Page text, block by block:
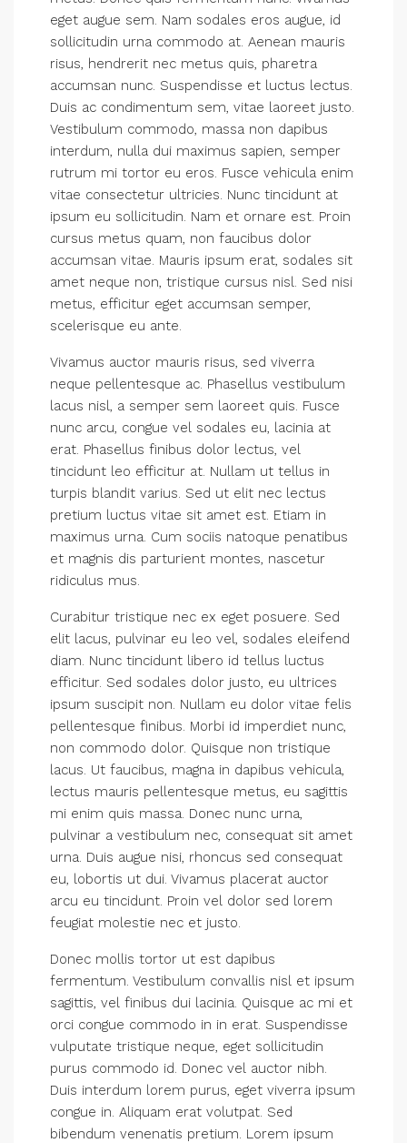
eget augue sem. Nam sodales eros augue, id
sollicitudin urna commodo at. Aenean mauris
risus, hendrerit nec metus quis, pharetra
accumsan nunc. Suspendisse et luctus lectus.
Duis ac condimentum sem, vitae laoreet justo.
Vestibulum commodo, massa non dapibus
interdum, nulla dui maximus sapien, semper
rutrum mi tortor eu eros. Fusce vehicula enim
vitae consectetur ultricies. Nunc tincidunt at
ipsum eu sollicitudin. Nam et ornare est. Proin
cursus metus quam, non faucibus dolor
accumsan vitae. Mauris ipsum erat, sodales sit
amet neque non, tristique cursus nisl. Sed nisi
metus, efficitur eget accumsan semper,
scelerisque eu ante.
Vivamus auctor mauris risus, sed viverra
neque pellentesque ac. Phasellus vestibulum
lacus nisl, a semper sem laoreet quis. Fusce
nunc arcu, congue vel sodales eu, lacinia at
erat. Phasellus finibus dolor lectus, vel
tincidunt leo efficitur at. Nullam ut tellus in
turpis blandit varius. Sed ut elit nec lectus
pretium luctus vitae sit amet est. Etiam in
maximus urna. Cum sociis natoque penatibus
et magnis dis parturient montes, nascetur
ridiculus mus.
Curabitur tristique nec ex eget posuere. Sed
elit lacus, pulvinar eu leo vel, sodales eleifend
diam. Nunc tincidunt libero id tellus luctus
efficitur. Sed sodales dolor justo, eu ultrices
ipsum suscipit non. Nullam eu dolor vitae felis
pellentesque finibus. Morbi id imperdiet nunc,
non commodo dolor. Quisque non tristique
lacus. Ut faucibus, magna in dapibus vehicula,
lectus mauris pellentesque metus, eu sagittis
mi enim quis massa. Donec nunc urna,
pulvinar a vestibulum nec, consequat sit amet
urna. Duis augue nisi, rhoncus sed consequat
eu, lobortis ut dui. Vivamus placerat auctor
arcu eu tincidunt. Proin vel dolor sed lorem
feugiat molestie nec et justo.
Donec mollis tortor ut est dapibus
fermentum. Vestibulum convallis nisl et ipsum
sagittis, vel finibus dui lacinia. Quisque ac mi et
orci congue commodo in in erat. Suspendisse
vulputate tristique neque, eget sollicitudin
purus commodo id. Donec vel auctor nibh.
Duis interdum lorem purus, eget viverra ipsum
congue in. Aliquam erat volutpat. Sed
bibendum venenatis pretium. Lorem ipsum